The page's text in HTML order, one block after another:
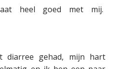
heel goed met mij.
diarree gehad, mijn hart